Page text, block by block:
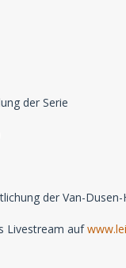
der Serie
der Van-Dusen-
Livestream auf